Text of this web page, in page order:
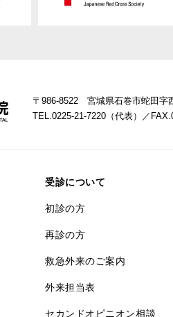
〒986-8522 宮城県石巻市蛇田字
TEL.0225-21-7220（代表）
／
受診について
初診の方
再診の方
救急外来のご案内
外来担当表
セカンドオピニオン相談